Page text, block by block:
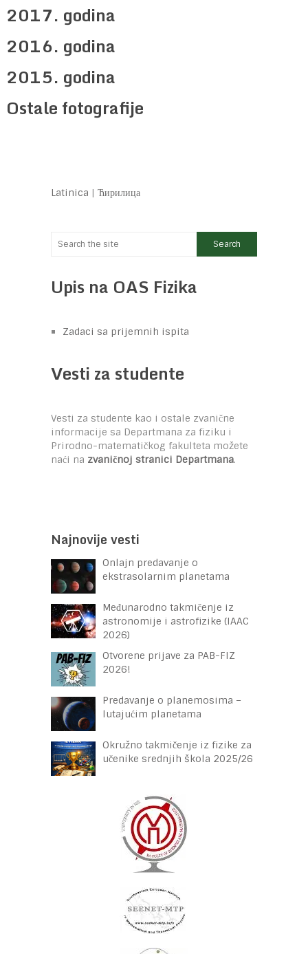
2017. godina
2016. godina
2015. godina
Ostale fotografije
Latinica | Ћирилица
Upis na OAS Fizika
Zadaci sa prijemnih ispita
Vesti za studente
Vesti za studente kao i ostale zvanične
informacije sa Departmana za fiziku i
Prirodno-matematičkog fakulteta možete
naći na zvaničnoj stranici Departmana.
Najnovije vesti
Onlajn predavanje o
ekstrasolarnim planetama
Međunarodno takmičenje iz
astronomije i astrofizike (IAAC
2026)
Otvorene prijave za PAB-FIZ
2026!
Predavanje o planemosima –
lutajućim planetama
Okružno takmičenje iz fizike za
učenike srednjih škola 2025/26